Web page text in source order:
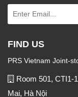
FIND US
PRS Vietnam Joint-
Room 501, CTI1-
Mai, Hà Nội